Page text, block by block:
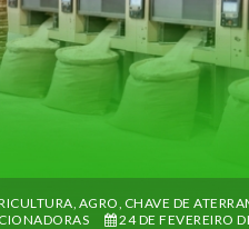
AGRO CHAVE DE
24 DE FEVEREIRO